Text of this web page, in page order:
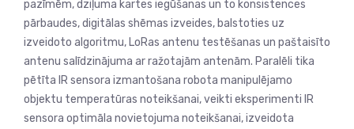
pazīmēm, dziļuma kartes iegūšanas un to konsistences
pārbaudes, digitālas shēmas izveides, balstoties uz
izveidoto algoritmu, LoRas antenu testēšanas un paštaisīto
antenu salīdzinājuma ar ražotajām antenām. Paralēli tika
pētīta IR sensora izmantošana robota manipulējamo
objektu temperatūras noteikšanai, veikti eksperimenti IR
sensora optimāla novietojuma noteikšanai, izveidota